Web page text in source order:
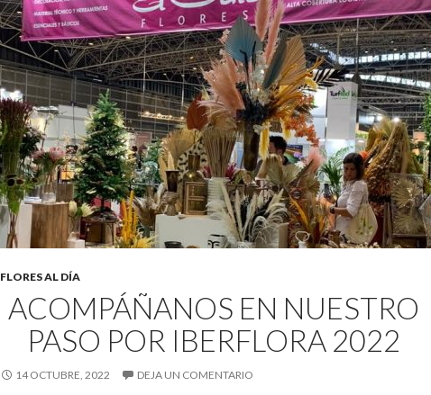
FLORES AL DÍA
ACOMPÁÑANOS EN NUESTRO
PASO POR IBERFLORA 2022
14 OCTUBRE, 2022 DEJA UN COMENTARIO